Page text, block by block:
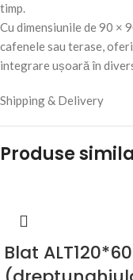
timp.
Cu dimensiunile de 90 ×
cafenele sau terase,
integrare ușoară în
Shipping & Delivery
Produse
Blat